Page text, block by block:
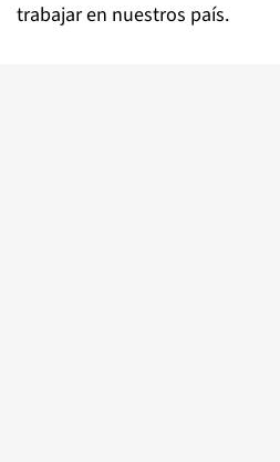
trabajar en nuestros país.